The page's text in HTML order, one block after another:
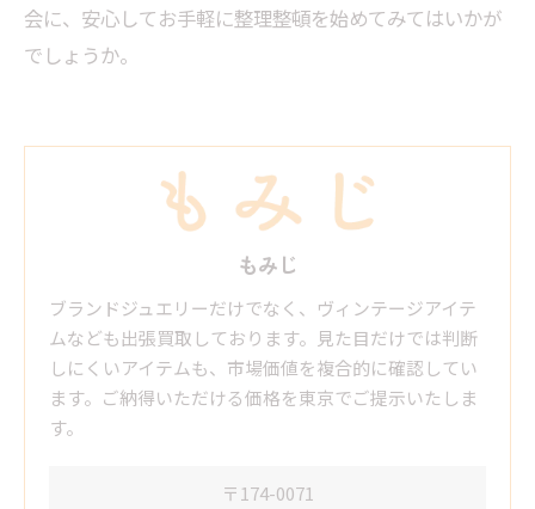
会に、安心してお手軽に整理整頓を始めてみてはいかが
でしょうか。
もみじ
ブランドジュエリーだけでなく、ヴィンテージアイテ
ムなども出張買取しております。見た目だけでは判断
しにくいアイテムも、市場価値を複合的に確認してい
ます。ご納得いただける価格を東京でご提示いたしま
す。
〒174-0071